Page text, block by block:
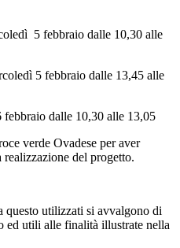
5 febbraio dalle 10,30 alle
5 febbraio dalle 13,45 alle
dalle 10,30 alle 13,05
verde Ovadese per aver
del progetto.
questo utilizzati si avvalgono di
ed utili alle finalità illustrate nella